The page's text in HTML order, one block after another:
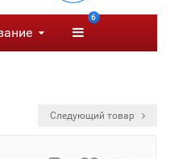
6
Следующий товар